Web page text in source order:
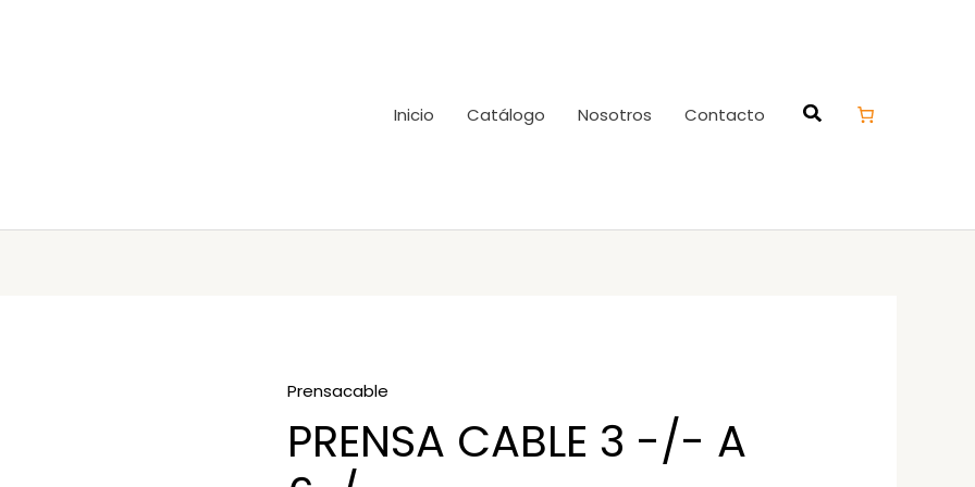
Inicio
Catálogo Nosotros Contacto
Prensacable
PRENSA CABLE 3 -/- A